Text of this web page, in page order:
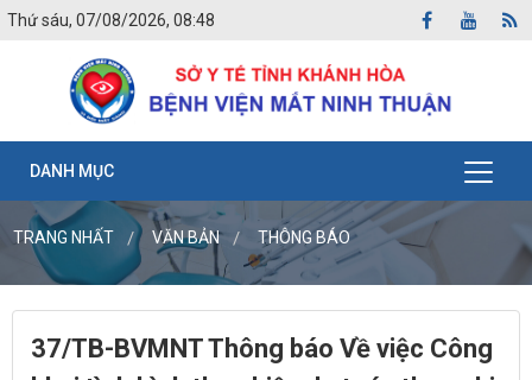
Thứ sáu, 07/08/2026, 08:48
DANH MỤC
TRANG NHẤT VĂN BẢN THÔNG BÁO
37/TB-BVMNT Thông báo Về việc Công